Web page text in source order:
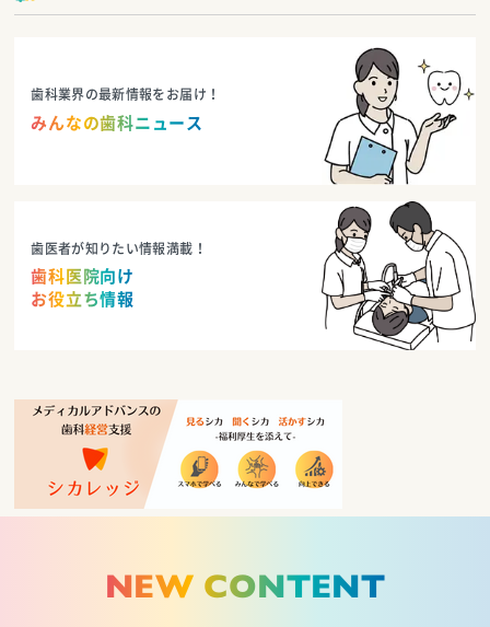
歯科業界の最新情報をお届け！
みんなの歯科ニュース
歯医者が知りたい情報満載！
歯科医院向け
お役立ち情報
NEW CONTENT